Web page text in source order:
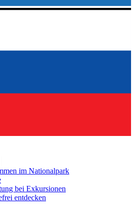
im Nationalpark
bei Exkursionen
entdecken